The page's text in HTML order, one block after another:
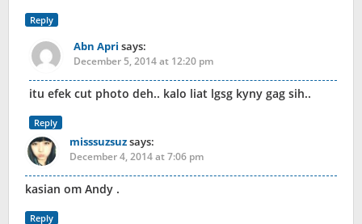
Reply
Abn Apri says:
December 5, 2014 at 12:20 pm
itu efek cut photo deh.. kalo liat lgsg kyny gag sih..
Reply
misssuzsuzsays:
December 4, 2014 at 7:06 pm
kasian om Andy .
Reply